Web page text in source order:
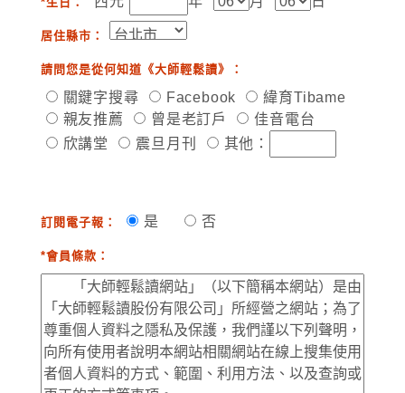
居住縣市：
請問您是從何知道《大師輕鬆讀》：
關鍵字搜尋 Facebook
緯育Tibame
親友推薦
曾是老訂戶
佳音電台
欣講堂
震旦月刊 其他：
訂閱電子報： 是 否
*會員條款：